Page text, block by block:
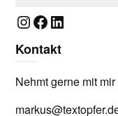
Instagram
Facebook
LinkedIn
Kontakt
Nehmt gerne mit